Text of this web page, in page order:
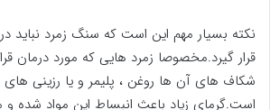
نکته بسیار مهم این است که سنگ زمرد نباید
قرار گیرد.مخصوصا زمرد هایی که مورد درمان
شکاف های آن ها روغن ، پلیمر و یا رزینی
است.گرمای زیاد باعث انبساط این مواد شده